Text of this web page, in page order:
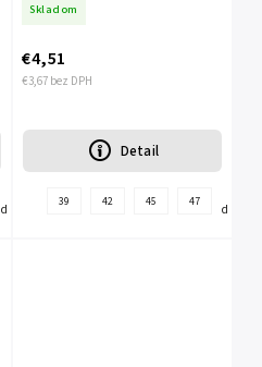
ďalšie
Skladom
€3,67 bez DPH
€4,51
Detail
39 42 45 47
ďalšie